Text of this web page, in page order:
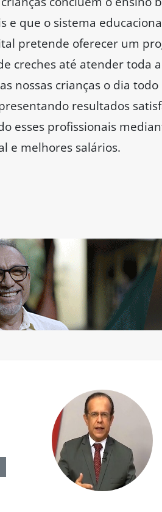
e que o sistema
pretende oferecer um
creches até atender toda
nossas crianças o dia
resultados
esses profissionais
e melhores salários.